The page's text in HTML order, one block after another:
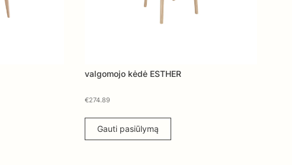
valgomojo kėdė ESTHER
€274.89
Gauti pasiūlymą